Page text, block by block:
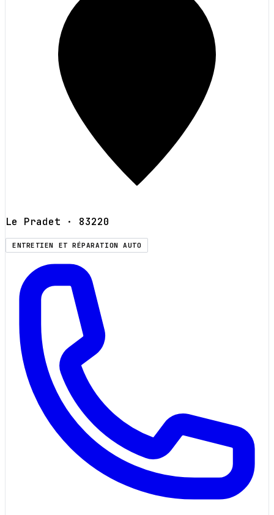
Le Pradet · 83220
ENTRETIEN ET RÉPARATION AUTO